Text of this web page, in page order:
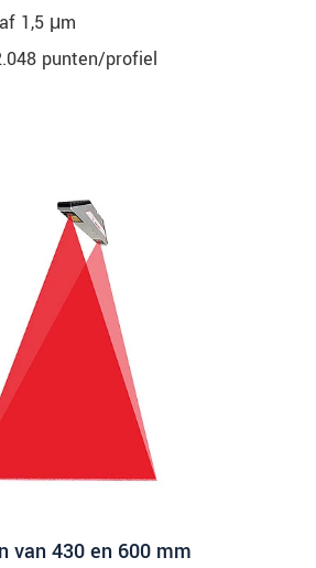
1,5 μm
punten/profiel
van 430 en 600 mm